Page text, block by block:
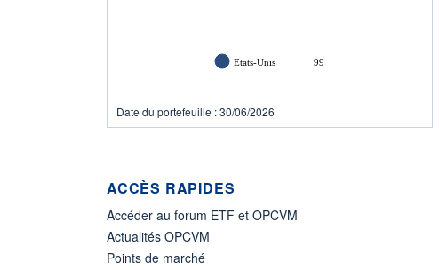
Etats-Unis 99
Date du portefeuille : 30/06/2026
ACCÈS RAPIDES
Accéder au forum ETF et OPCVM
Actualités OPCVM
Points de marché